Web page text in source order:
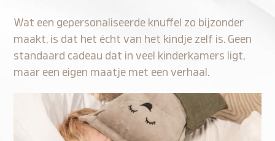
Wat een gepersonaliseerde knuffel zo bijzonder
maakt, is dat het écht van het kindje zelf is. Geen
standaard cadeau dat in veel kinderkamers ligt,
maar een eigen maatje met een verhaal.